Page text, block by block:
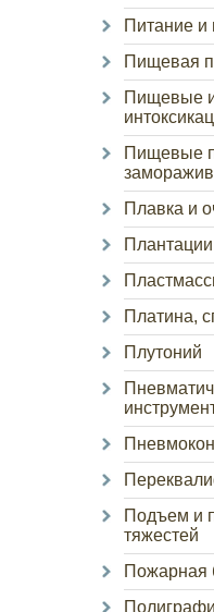
Питание и
Пищевая
Пищевые
Пищевые
Плавка и
Плантации
Платина,
Плутоний
Подъем и
тяжестей
Пожарная